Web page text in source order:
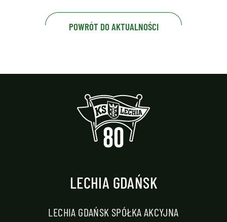
POWRÓT DO AKTUALNOŚCI
LECHIA GDAŃSK
LECHIA GDAŃSK SPÓŁKA AKCYJNA